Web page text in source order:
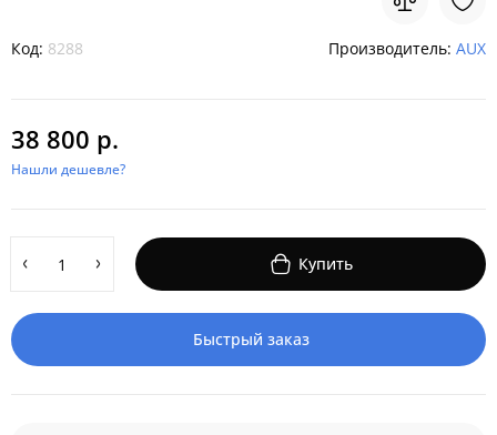
Код: 8288 Производитель: AUX
38 800 р.
Нашли дешевле?
Купить
Быстрый заказ